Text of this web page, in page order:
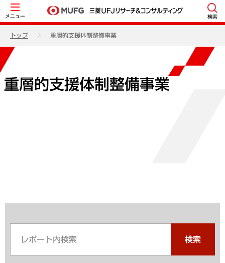
メニュー 検索
トップ 重層的支援体制整備事業
重層的支援体制整備事業
検索